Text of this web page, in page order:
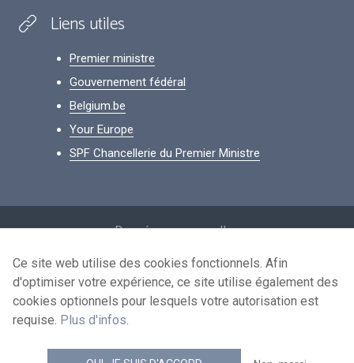
Liens utiles
Premier ministre
Gouvernement fédéral
Belgium.be
Your Europe
SPF Chancellerie du Premier Ministre
Données personnelles
Conditions de réutilisation
Contactez-nous
news.belgium flux RSS
Ce site web utilise des cookies fonctionnels. Afin
d'optimiser votre expérience, ce site utilise également des
cookies optionnels pour lesquels votre autorisation est
requise. Plus d'infos.